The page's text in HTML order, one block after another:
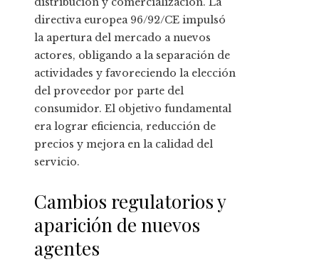
directiva europea 96/92/CE impulsó
la apertura del mercado a nuevos
actores, obligando a la separación de
actividades y favoreciendo la elección
del proveedor por parte del
consumidor. El objetivo fundamental
era lograr eficiencia, reducción de
precios y mejora en la calidad del
servicio.
Cambios regulatorios y
aparición de nuevos
agentes